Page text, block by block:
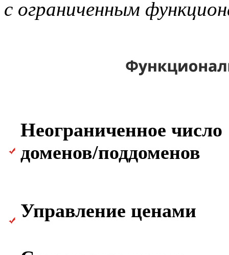
с ограниченным
Неограниченное число
доменов/поддоменов
Управление ценами